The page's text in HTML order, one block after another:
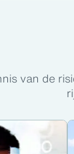
van de